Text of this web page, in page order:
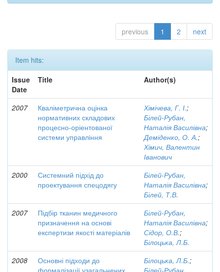
previous 1 2 next
Item hits:
Issue
Date
Title Author(s)
2007
Кваліметрична оцінка
нормативних складових
процесно-оріентованої
системи управління
Хімічева, Г. І.;
Білей-Рубан,
Наталія Василівна;
Деміденко, О. А.;
Хімич, Валентин
Іванович
2000
Системний підхід до
проектування спецодягу
Білей-Рубан,
Наталія Василівна;
Білей, Т.В.
2007
Підбір тканин медичного
призначення на основі
експертизи якості матеріалів
Білей-Рубан,
Наталія Василівна;
Сідор, О.В.;
Білоцька, Л.Б.
2008
Основні підходи до
формалізації узагальнених
Білоцька, Л.Б.;
Білей-Рубан,